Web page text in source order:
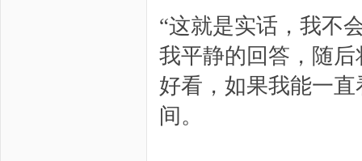
“这就是实话，我不
我平静的回答，随
好看，如果我能一
间。